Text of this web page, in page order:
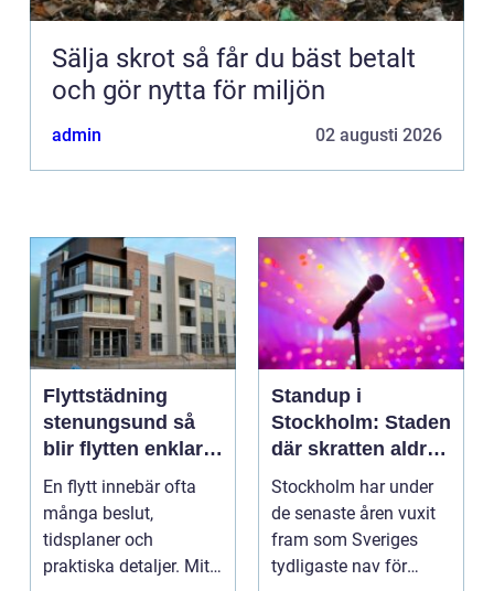
Sälja skrot så får du bäst betalt
och gör nytta för miljön
admin 02 augusti 2026
Flyttstädning
stenungsund så
blir flytten enklare
och mer trygg
En flytt innebär ofta
många beslut,
tidsplaner och
praktiska detaljer. Mitt
Standup i
Stockholm: Staden
där skratten aldrig
tar paus
Stockholm har under
de senaste åren vuxit
fram som Sveriges
tydligaste nav för